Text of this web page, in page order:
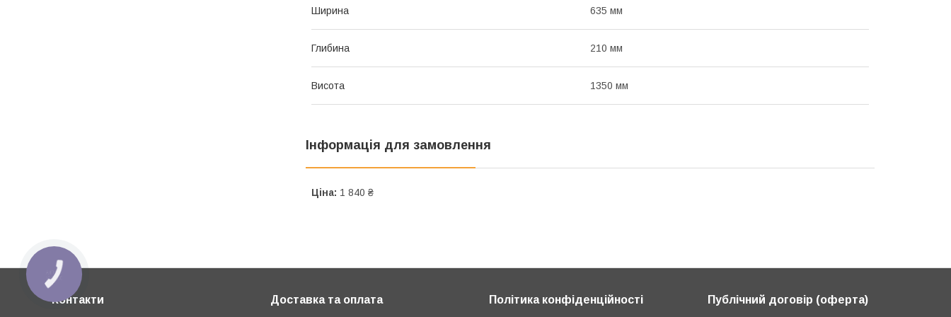
Ширина 635 мм
Глибина 210 мм
Висота 1350 мм
Інформація для замовлення
Ціна: 1 840 ₴
Контакти Доставка та оплата Політика конфіденційності Публічний договір (оферта)
КНОПКА
ЗВ'ЯЗКУ